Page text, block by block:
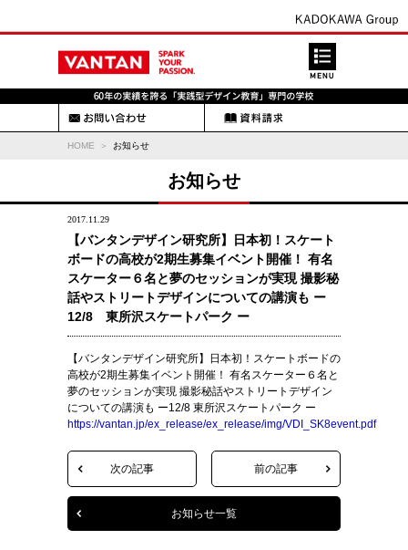
HOME お知らせ
お知らせ
2017.11.29
【バンタンデザイン研究所】日本初！スケート
ボードの高校が2期生募集イベント開催！ 有名
スケーター６名と夢のセッションが実現 撮影秘
話やストリートデザインについての講演も ー
12/8 東所沢スケートパーク ー
【バンタンデザイン研究所】日本初！スケートボードの
高校が2期生募集イベント開催！ 有名スケーター６名と
夢のセッションが実現 撮影秘話やストリートデザイン
についての講演も ー12/8 東所沢スケートパーク ー
https://vantan.jp/ex_release/ex_release/img/VDI_SK8event.pdf
次の記事 前の記事
お知らせ一覧